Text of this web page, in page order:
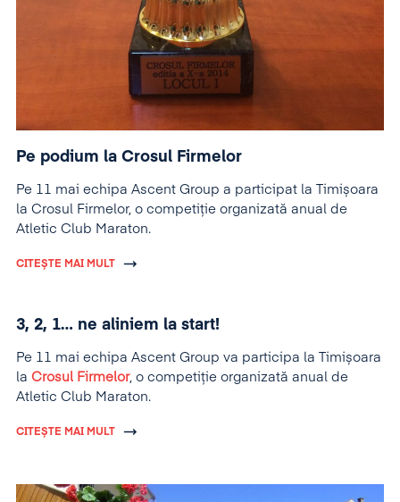
Pe podium la Crosul Firmelor
Pe 11 mai echipa Ascent Group a participat la Timișoara
la Crosul Firmelor, o competiție organizată anual de
Atletic Club Maraton.
CITEȘTE MAI MULT
3, 2, 1… ne aliniem la start!
Pe 11 mai echipa Ascent Group va participa la Timișoara
la Crosul Firmelor, o competiție organizată anual de
Atletic Club Maraton.
CITEȘTE MAI MULT